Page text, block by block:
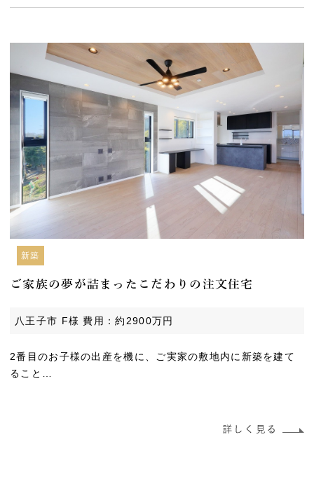
新築
ご家族の夢が詰まったこだわりの注文住宅
八王子市 F様 費用：約2900万円
2番目のお子様の出産を機に、ご実家の敷地内に新築を建て
ること…